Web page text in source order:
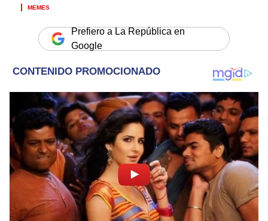
MEMES
Prefiero a La República en
Google